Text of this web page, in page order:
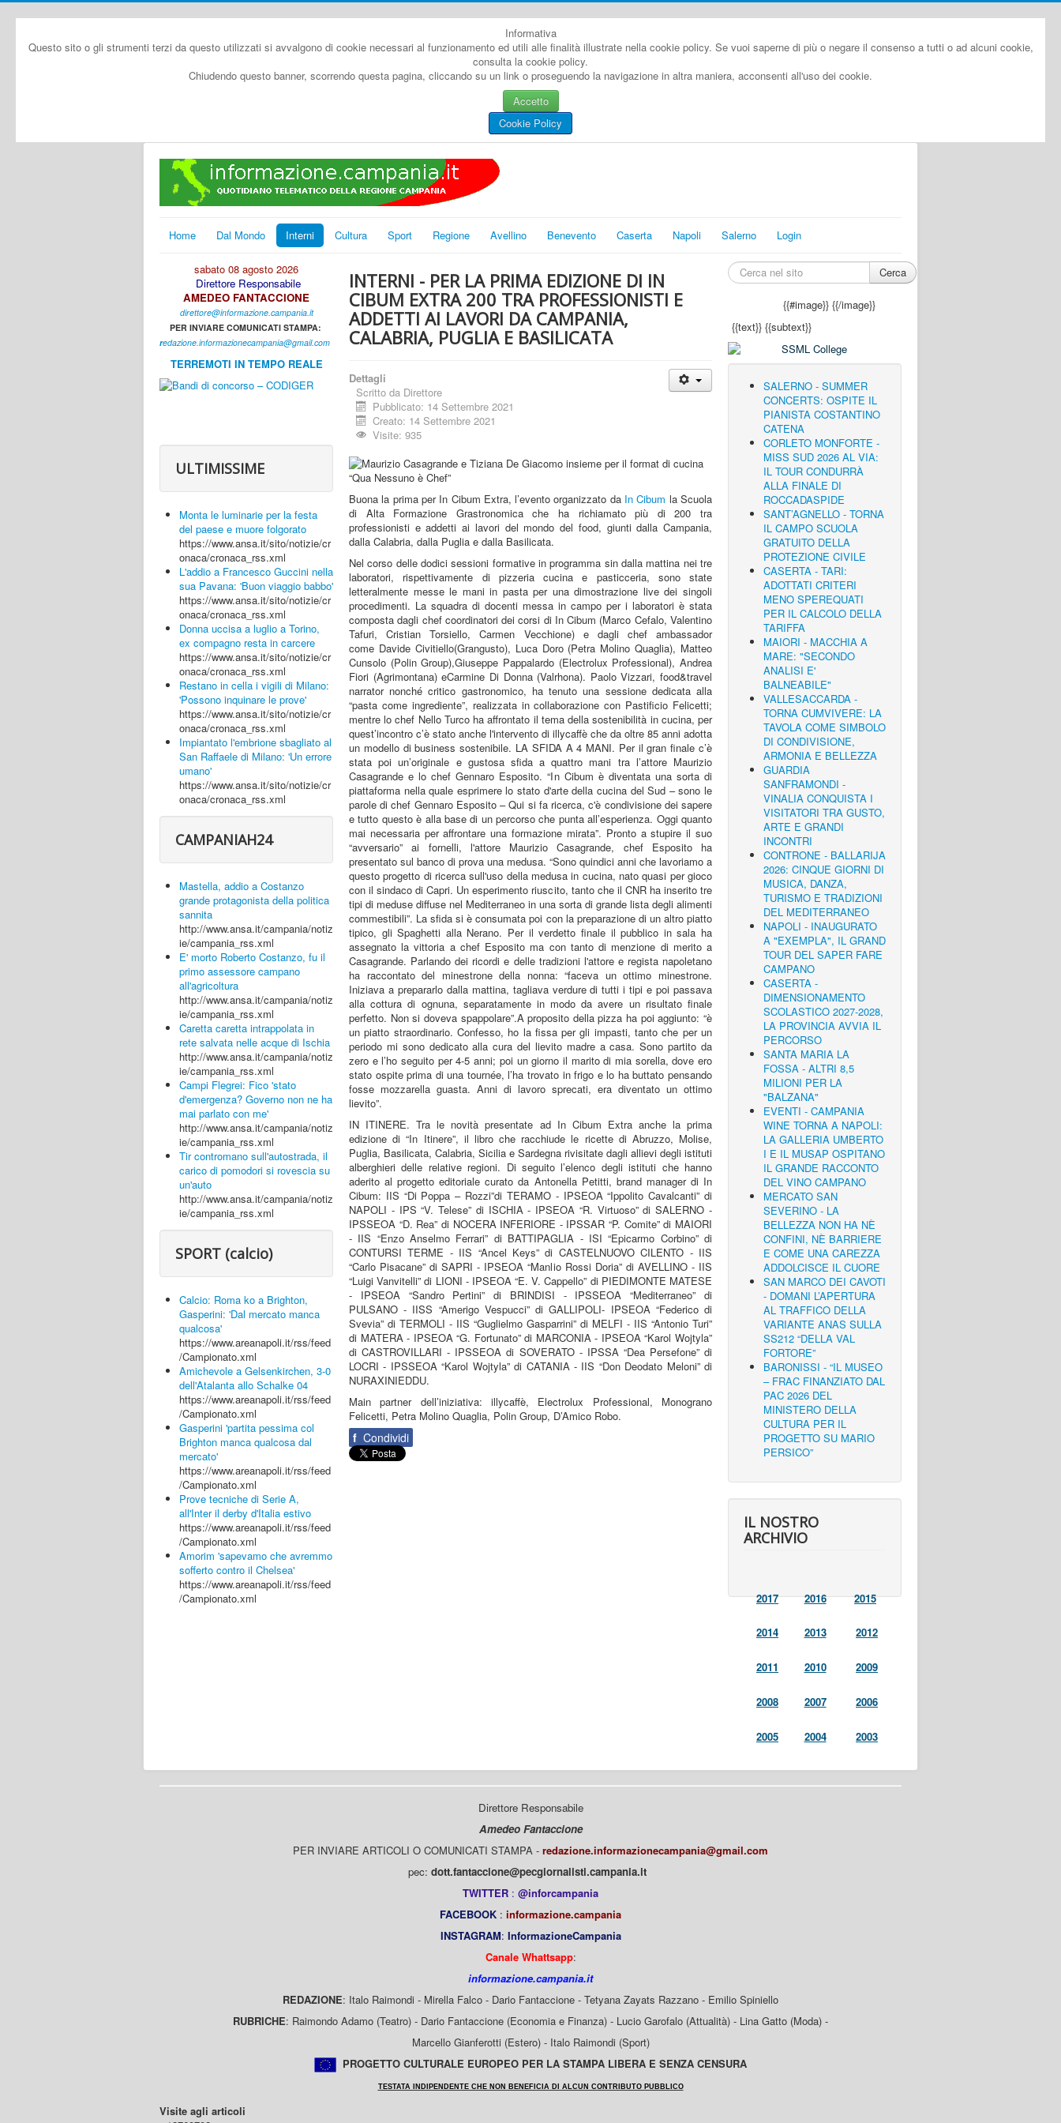
Informativa
Questo sito o gli strumenti terzi da questo utilizzati si avvalgono di cookie necessari al funzionamento ed utili alle finalità illustrate nella cookie policy. Se vuoi saperne di più o negare il consenso a tutti o ad alcuni cookie,
consulta la cookie policy.
Chiudendo questo banner, scorrendo questa pagina, cliccando su un link o proseguendo la navigazione in altra maniera, acconsenti all'uso dei cookie.
Accetto
Cookie Policy
Home Dal Mondo Interni Cultura Sport Regione Avellino Benevento Caserta Napoli Salerno Login
sabato 08 agosto 2026
Direttore Responsabile
AMEDEO FANTACCIONE
direttore@informazione.campania.it
PER INVIARE COMUNICATI STAMPA:
redazione.informazionecampania@gmail.com
TERREMOTI IN TEMPO REALE
ULTIMISSIME
Monta le luminarie per la festa
del paese e muore folgorato
https://www.ansa.it/sito/notizie/cr
onaca/cronaca_rss.xml
L'addio a Francesco Guccini nella
sua Pavana: 'Buon viaggio babbo'
https://www.ansa.it/sito/notizie/cr
onaca/cronaca_rss.xml
Donna uccisa a luglio a Torino,
ex compagno resta in carcere
https://www.ansa.it/sito/notizie/cr
onaca/cronaca_rss.xml
Restano in cella i vigili di Milano:
'Possono inquinare le prove'
https://www.ansa.it/sito/notizie/cr
onaca/cronaca_rss.xml
Impiantato l'embrione sbagliato al
San Raffaele di Milano: 'Un errore
umano'
https://www.ansa.it/sito/notizie/cr
onaca/cronaca_rss.xml
CAMPANIAH24
Mastella, addio a Costanzo
grande protagonista della politica
sannita
http://www.ansa.it/campania/notiz
ie/campania_rss.xml
E' morto Roberto Costanzo, fu il
primo assessore campano
all'agricoltura
http://www.ansa.it/campania/notiz
ie/campania_rss.xml
Caretta caretta intrappolata in
rete salvata nelle acque di Ischia
http://www.ansa.it/campania/notiz
ie/campania_rss.xml
Campi Flegrei: Fico 'stato
d'emergenza? Governo non ne ha
mai parlato con me'
http://www.ansa.it/campania/notiz
ie/campania_rss.xml
Tir contromano sull'autostrada, il
carico di pomodori si rovescia su
un'auto
http://www.ansa.it/campania/notiz
ie/campania_rss.xml
SPORT (calcio)
Calcio: Roma ko a Brighton,
Gasperini: 'Dal mercato manca
qualcosa'
https://www.areanapoli.it/rss/feed
/Campionato.xml
Amichevole a Gelsenkirchen, 3-0
dell'Atalanta allo Schalke 04
https://www.areanapoli.it/rss/feed
/Campionato.xml
Gasperini 'partita pessima col
Brighton manca qualcosa dal
mercato'
https://www.areanapoli.it/rss/feed
/Campionato.xml
Prove tecniche di Serie A,
all'Inter il derby d'Italia estivo
https://www.areanapoli.it/rss/feed
/Campionato.xml
Amorim 'sapevamo che avremmo
sofferto contro il Chelsea'
https://www.areanapoli.it/rss/feed
/Campionato.xml
INTERNI - PER LA PRIMA EDIZIONE DI IN
CIBUM EXTRA 200 TRA PROFESSIONISTI E
ADDETTI AI LAVORI DA CAMPANIA,
CALABRIA, PUGLIA E BASILICATA
Dettagli
Scritto da Direttore
Pubblicato: 14 Settembre 2021
Creato: 14 Settembre 2021
Visite: 935
Buona la prima per In Cibum Extra, l’evento organizzato da In Cibum la Scuola
di Alta Formazione Grastronomica che ha richiamato più di 200 tra
professionisti e addetti ai lavori del mondo del food, giunti dalla Campania,
dalla Calabria, dalla Puglia e dalla Basilicata.
Nel corso delle dodici sessioni formative in programma sin dalla mattina nei tre
laboratori, rispettivamente di pizzeria cucina e pasticceria, sono state
letteralmente messe le mani in pasta per una dimostrazione live dei singoli
procedimenti. La squadra di docenti messa in campo per i laboratori è stata
composta dagli chef coordinatori dei corsi di In Cibum (Marco Cefalo, Valentino
Tafuri, Cristian Torsiello, Carmen Vecchione) e dagli chef ambassador
come Davide Civitiello(Grangusto), Luca Doro (Petra Molino Quaglia), Matteo
Cunsolo (Polin Group),Giuseppe Pappalardo (Electrolux Professional), Andrea
Fiori (Agrimontana) eCarmine Di Donna (Valrhona). Paolo Vizzari, food&travel
narrator nonché critico gastronomico, ha tenuto una sessione dedicata alla
“pasta come ingrediente”, realizzata in collaborazione con Pastificio Felicetti;
mentre lo chef Nello Turco ha affrontato il tema della sostenibilità in cucina, per
quest’incontro c’è stato anche l'intervento di illycaffè che da oltre 85 anni adotta
un modello di business sostenibile. LA SFIDA A 4 MANI. Per il gran finale c’è
stata poi un’originale e gustosa sfida a quattro mani tra l’attore Maurizio
Casagrande e lo chef Gennaro Esposito. “In Cibum è diventata una sorta di
piattaforma nella quale esprimere lo stato d'arte della cucina del Sud – sono le
parole di chef Gennaro Esposito – Qui si fa ricerca, c'è condivisione dei sapere
e tutto questo è alla base di un percorso che punta all’esperienza. Oggi quanto
mai necessaria per affrontare una formazione mirata”. Pronto a stupire il suo
“avversario” ai fornelli, l'attore Maurizio Casagrande, chef Esposito ha
presentato sul banco di prova una medusa. “Sono quindici anni che lavoriamo a
questo progetto di ricerca sull'uso della medusa in cucina, nato quasi per gioco
con il sindaco di Capri. Un esperimento riuscito, tanto che il CNR ha inserito tre
tipi di meduse diffuse nel Mediterraneo in una sorta di grande lista degli alimenti
commestibili”. La sfida si è consumata poi con la preparazione di un altro piatto
tipico, gli Spaghetti alla Nerano. Per il verdetto finale il pubblico in sala ha
assegnato la vittoria a chef Esposito ma con tanto di menzione di merito a
Casagrande. Parlando dei ricordi e delle tradizioni l'attore e regista napoletano
ha raccontato del minestrone della nonna: “faceva un ottimo minestrone.
Iniziava a prepararlo dalla mattina, tagliava verdure di tutti i tipi e poi passava
alla cottura di ognuna, separatamente in modo da avere un risultato finale
perfetto. Non si doveva spappolare”.A proposito della pizza ha poi aggiunto: “è
un piatto straordinario. Confesso, ho la fissa per gli impasti, tanto che per un
periodo mi sono dedicato alla cura del lievito madre a casa. Sono partito da
zero e l’ho seguito per 4-5 anni; poi un giorno il marito di mia sorella, dove ero
stato ospite prima di una tournée, l’ha trovato in frigo e lo ha buttato pensando
fosse mozzarella guasta. Anni di lavoro sprecati, era diventato un ottimo
lievito”.
IN ITINERE. Tra le novità presentate ad In Cibum Extra anche la prima
edizione di “In Itinere”, il libro che racchiude le ricette di Abruzzo, Molise,
Puglia, Basilicata, Calabria, Sicilia e Sardegna rivisitate dagli allievi degli istituti
alberghieri delle relative regioni. Di seguito l’elenco degli istituti che hanno
aderito al progetto editoriale curato da Antonella Petitti, brand manager di In
Cibum: IIS “Di Poppa – Rozzi”di TERAMO - IPSEOA “Ippolito Cavalcanti” di
NAPOLI - IPS “V. Telese” di ISCHIA - IPSEOA “R. Virtuoso” di SALERNO -
IPSSEOA “D. Rea” di NOCERA INFERIORE - IPSSAR “P. Comite” di MAIORI
- IIS “Enzo Anselmo Ferrari” di BATTIPAGLIA - ISI “Epicarmo Corbino” di
CONTURSI TERME - IIS “Ancel Keys” di CASTELNUOVO CILENTO - IIS
“Carlo Pisacane” di SAPRI - IPSEOA “Manlio Rossi Doria” di AVELLINO - IIS
“Luigi Vanvitelli” di LIONI - IPSEOA “E. V. Cappello” di PIEDIMONTE MATESE
- IPSEOA “Sandro Pertini” di BRINDISI - IPSSEOA “Mediterraneo” di
PULSANO - IISS “Amerigo Vespucci” di GALLIPOLI- IPSEOA “Federico di
Svevia” di TERMOLI - IIS “Guglielmo Gasparrini” di MELFI - IIS “Antonio Turi”
di MATERA - IPSEOA “G. Fortunato” di MARCONIA - IPSEOA “Karol Wojtyla”
di CASTROVILLARI - IPSSEOA di SOVERATO - IPSSA “Dea Persefone” di
LOCRI - IPSSEOA “Karol Wojtyla” di CATANIA - IIS “Don Deodato Meloni” di
NURAXINIEDDU.
Main partner dell’iniziativa: illycaffè, Electrolux Professional, Monograno
Felicetti, Petra Molino Quaglia, Polin Group, D’Amico Robo.
f Condividi
Cerca
{{#image}}{{/image}}
{{text}} {{subtext}}
SALERNO - SUMMER
CONCERTS: OSPITE IL
PIANISTA COSTANTINO
CATENA
CORLETO MONFORTE -
MISS SUD 2026 AL VIA:
IL TOUR CONDURRÀ
ALLA FINALE DI
ROCCADASPIDE
SANT’AGNELLO - TORNA
IL CAMPO SCUOLA
GRATUITO DELLA
PROTEZIONE CIVILE
CASERTA - TARI:
ADOTTATI CRITERI
MENO SPEREQUATI
PER IL CALCOLO DELLA
TARIFFA
MAIORI - MACCHIA A
MARE: "SECONDO
ANALISI E'
BALNEABILE"
VALLESACCARDA -
TORNA CUMVIVERE: LA
TAVOLA COME SIMBOLO
DI CONDIVISIONE,
ARMONIA E BELLEZZA
GUARDIA
SANFRAMONDI -
VINALIA CONQUISTA I
VISITATORI TRA GUSTO,
ARTE E GRANDI
INCONTRI
CONTRONE - BALLARIJA
2026: CINQUE GIORNI DI
MUSICA, DANZA,
TURISMO E TRADIZIONI
DEL MEDITERRANEO
NAPOLI - INAUGURATO
A "EXEMPLA", IL GRAND
TOUR DEL SAPER FARE
CAMPANO
CASERTA -
DIMENSIONAMENTO
SCOLASTICO 2027-2028,
LA PROVINCIA AVVIA IL
PERCORSO
SANTA MARIA LA
FOSSA - ALTRI 8,5
MILIONI PER LA
"BALZANA"
EVENTI - CAMPANIA
WINE TORNA A NAPOLI:
LA GALLERIA UMBERTO
I E IL MUSAP OSPITANO
IL GRANDE RACCONTO
DEL VINO CAMPANO
MERCATO SAN
SEVERINO - LA
BELLEZZA NON HA NÈ
CONFINI, NÈ BARRIERE
E COME UNA CAREZZA
ADDOLCISCE IL CUORE
SAN MARCO DEI CAVOTI
- DOMANI L’APERTURA
AL TRAFFICO DELLA
VARIANTE ANAS SULLA
SS212 “DELLA VAL
FORTORE”
BARONISSI - “IL MUSEO
– FRAC FINANZIATO DAL
PAC 2026 DEL
MINISTERO DELLA
CULTURA PER IL
PROGETTO SU MARIO
PERSICO”
IL NOSTRO
ARCHIVIO
2017 2016 2015
2014 2013 2012
2011 2010 2009
2008 2007 2006
2005 2004 2003
Direttore Responsabile
Amedeo Fantaccione
PER INVIARE ARTICOLI O COMUNICATI STAMPA - redazione.informazionecampania@gmail.com
pec: dott.fantaccione@pecgiornalisti.campania.it
TWITTER : @inforcampania
FACEBOOK : informazione.campania
INSTAGRAM: InformazioneCampania
Canale Whattsapp:
informazione.campania.it
REDAZIONE: Italo Raimondi - Mirella Falco - Dario Fantaccione - Tetyana Zayats Razzano - Emilio Spiniello
RUBRICHE: Raimondo Adamo (Teatro) - Dario Fantaccione (Economia e Finanza) - Lucio Garofalo (Attualità) - Lina Gatto (Moda) -
Marcello Gianferotti (Estero) - Italo Raimondi (Sport)
PROGETTO CULTURALE EUROPEO PER LA STAMPA LIBERA E SENZA CENSURA
TESTATA INDIPENDENTE CHE NON BENEFICIA DI ALCUN CONTRIBUTO PUBBLICO
Visite agli articoli